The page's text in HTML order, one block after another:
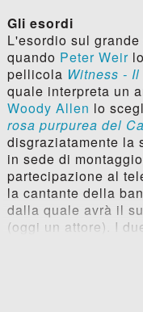
Gli esordi
L'esordio sul
quando Peter Weir
pellicola Witness -
quale interpreta un
Woody Allen lo
rosa purpurea del
disgraziatamente la
in sede di
partecipazione al
la cantante della
dalla quale avrà il
(oggi un attore). I